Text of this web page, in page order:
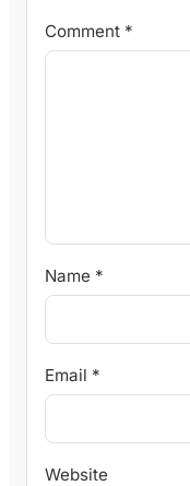
Comment *
Name *
Email *
Website